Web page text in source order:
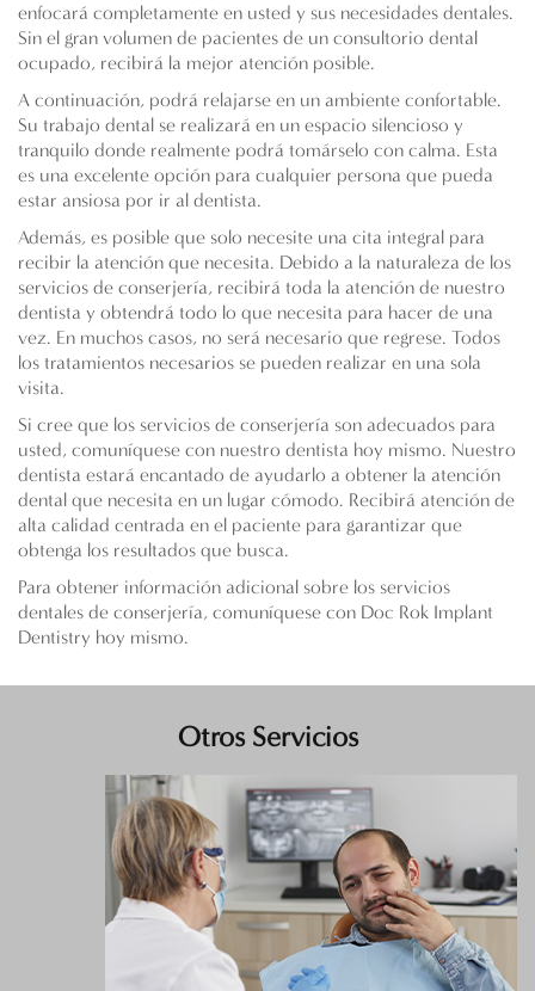
enfocará completamente en usted y sus necesidades dentales.
Sin el gran volumen de pacientes de un consultorio dental
ocupado, recibirá la mejor atención posible.
A continuación, podrá relajarse en un ambiente confortable.
Su trabajo dental se realizará en un espacio silencioso y
tranquilo donde realmente podrá tomárselo con calma. Esta
es una excelente opción para cualquier persona que pueda
estar ansiosa por ir al dentista.
Además, es posible que solo necesite una cita integral para
recibir la atención que necesita. Debido a la naturaleza de los
servicios de conserjería, recibirá toda la atención de nuestro
dentista y obtendrá todo lo que necesita para hacer de una
vez. En muchos casos, no será necesario que regrese. Todos
los tratamientos necesarios se pueden realizar en una sola
visita.
Si cree que los servicios de conserjería son adecuados para
usted, comuníquese con nuestro dentista hoy mismo. Nuestro
dentista estará encantado de ayudarlo a obtener la atención
dental que necesita en un lugar cómodo. Recibirá atención de
alta calidad centrada en el paciente para garantizar que
obtenga los resultados que busca.
Para obtener información adicional sobre los servicios
dentales de conserjería, comuníquese con Doc Rok Implant
Dentistry hoy mismo.
Otros Servicios